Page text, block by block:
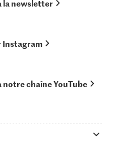
la newsletter
Instagram
notre chaîne YouTube